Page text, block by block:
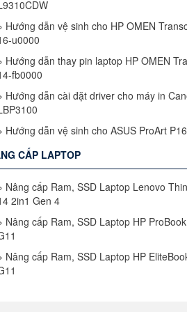
Hướng dẫn vệ sinh cho HP OMEN
u0000
Hướng dẫn thay pin laptop HP OMEN
fb0000
Hướng dẫn cài đặt driver cho máy in
Hướng dẫn vệ sinh cho ASUS ProArt
CẤP LAPTOP
Nâng cấp Ram, SSD Laptop Lenovo
2in1 Gen 4
Nâng cấp Ram, SSD Laptop HP
Nâng cấp Ram, SSD Laptop HP